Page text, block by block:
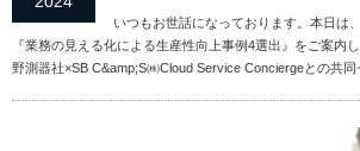
いつもお世話になっております。本日は
『業務の見える化による生産性向上事例4選出』をご案内
野測器社×SB C&amp;S㈱Cloud Service Conciergeとの共同